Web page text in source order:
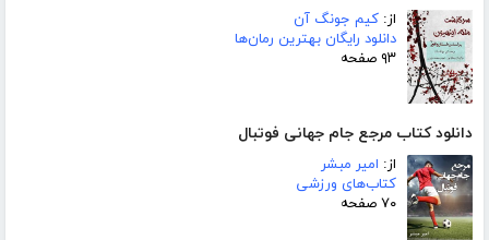
از: کیم جونگ آن
دانلود رایگان بهترین رمان‌ها
۹۳ صفحه
دانلود کتاب مرجع جام جهانی فوتبال
از: امیر مبشر
کتاب‌های ورزشی
۷۰ صفحه